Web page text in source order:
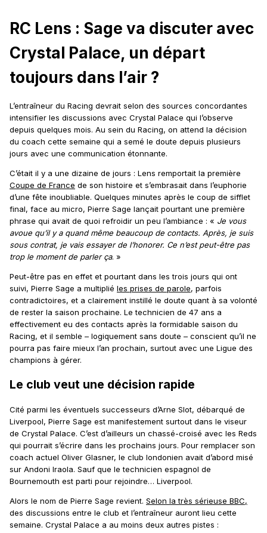
RC Lens : Sage va discuter avec
Crystal Palace, un départ
toujours dans l’air ?
L’entraîneur du Racing devrait selon des sources concordantes
intensifier les discussions avec Crystal Palace qui l’observe
depuis quelques mois. Au sein du Racing, on attend la décision
du coach cette semaine qui a semé le doute depuis plusieurs
jours avec une communication étonnante.
C’était il y a une dizaine de jours : Lens remportait la première
Coupe de France de son histoire et s’embrasait dans l’euphorie
d’une fête inoubliable. Quelques minutes après le coup de sifflet
final, face au micro, Pierre Sage lançait pourtant une première
phrase qui avait de quoi refroidir un peu l’ambiance : « Je vous
avoue qu’il y a quand même beaucoup de contacts. Après, je suis
sous contrat, je vais essayer de l’honorer. Ce n’est peut-être pas
trop le moment de parler ça. »
Peut-être pas en effet et pourtant dans les trois jours qui ont
suivi, Pierre Sage a multiplié les prises de parole, parfois
contradictoires, et a clairement instillé le doute quant à sa volonté
de rester la saison prochaine. Le technicien de 47 ans a
effectivement eu des contacts après la formidable saison du
Racing, et il semble – logiquement sans doute – conscient qu’il ne
pourra pas faire mieux l’an prochain, surtout avec une Ligue des
champions à gérer.
Le club veut une décision rapide
Cité parmi les éventuels successeurs d’Arne Slot, débarqué de
Liverpool, Pierre Sage est manifestement surtout dans le viseur
de Crystal Palace. C’est d’ailleurs un chassé-croisé avec les Reds
qui pourrait s’écrire dans les prochains jours. Pour remplacer son
coach actuel Oliver Glasner, le club londonien avait d’abord misé
sur Andoni Iraola. Sauf que le technicien espagnol de
Bournemouth est parti pour rejoindre… Liverpool.
Alors le nom de Pierre Sage revient. Selon la très sérieuse BBC,
des discussions entre le club et l’entraîneur auront lieu cette
semaine. Crystal Palace a au moins deux autres pistes :